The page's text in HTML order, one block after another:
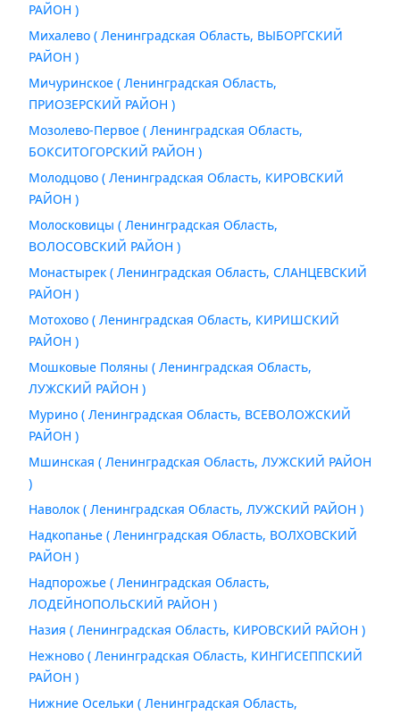
РАЙОН )
Михалево ( Ленинградская Область, ВЫБОРГСКИЙ
РАЙОН )
Мичуринское ( Ленинградская Область,
ПРИОЗЕРСКИЙ РАЙОН )
Мозолево-Первое ( Ленинградская Область,
БОКСИТОГОРСКИЙ РАЙОН )
Молодцово ( Ленинградская Область, КИРОВСКИЙ
РАЙОН )
Молосковицы ( Ленинградская Область,
ВОЛОСОВСКИЙ РАЙОН )
Монастырек ( Ленинградская Область, СЛАНЦЕВСКИЙ
РАЙОН )
Мотохово ( Ленинградская Область, КИРИШСКИЙ
РАЙОН )
Мошковые Поляны ( Ленинградская Область,
ЛУЖСКИЙ РАЙОН )
Мурино ( Ленинградская Область, ВСЕВОЛОЖСКИЙ
РАЙОН )
Мшинская ( Ленинградская Область, ЛУЖСКИЙ РАЙОН
)
Наволок ( Ленинградская Область, ЛУЖСКИЙ РАЙОН )
Надкопанье ( Ленинградская Область, ВОЛХОВСКИЙ
РАЙОН )
Надпорожье ( Ленинградская Область,
ЛОДЕЙНОПОЛЬСКИЙ РАЙОН )
Назия ( Ленинградская Область, КИРОВСКИЙ РАЙОН )
Нежново ( Ленинградская Область, КИНГИСЕППСКИЙ
РАЙОН )
Нижние Осельки ( Ленинградская Область,